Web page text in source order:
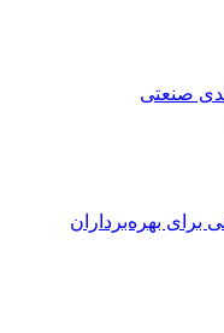
بهره‌برداران